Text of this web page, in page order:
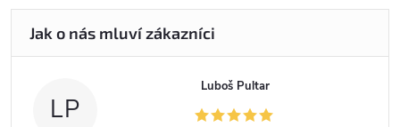
LP
Luboš Pultar